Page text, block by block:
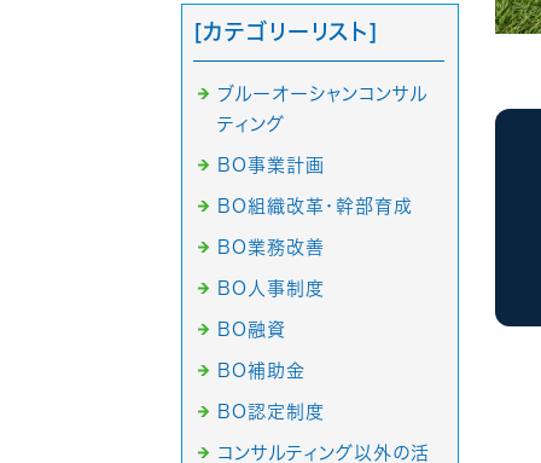
[カテゴリーリスト]
ブルーオーシャンコンサル
ティング
BO事業計画
BO組織改革・幹部育成
BO業務改善
BO人事制度
BO融資
BO補助金
BO認定制度
コンサルティング以外の活